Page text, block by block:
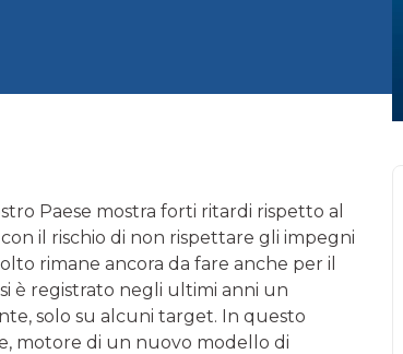
Paese mostra forti ritardi rispetto al
il rischio di non rispettare gli impegni
rimane ancora da fare anche per il
è registrato negli ultimi anni un
solo su alcuni target. In questo
motore di un nuovo modello di